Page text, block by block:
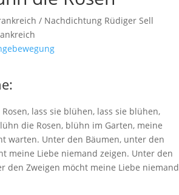
/ Nachdichtung Rüdiger Sell
lass sie blühen, lass sie blühen,
die Rosen, blühn im Garten, meine
warten. Unter den Bäumen, unter den
meine Liebe niemand zeigen. Unter den
den Zweigen möcht meine Liebe niemand